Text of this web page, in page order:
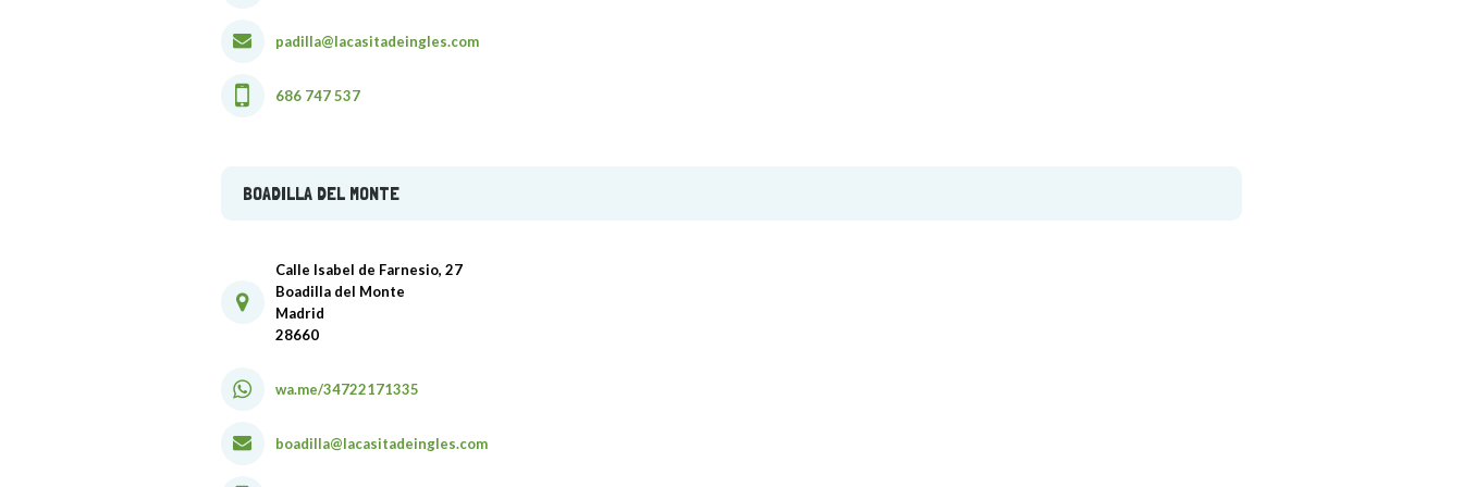
padilla@lacasitadeingles.com
686 747 537
BOADILLA DEL MONTE
Calle Isabel de Farnesio, 27
Boadilla del Monte
Madrid
28660
wa.me/34722171335
boadilla@lacasitadeingles.com